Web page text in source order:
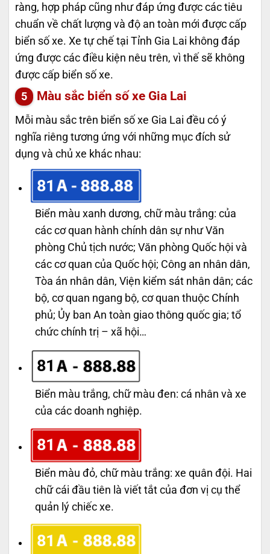
ràng, hợp pháp cũng như đáp ứng được các tiêu
chuẩn về chất lượng và độ an toàn mới được cấp
biển số xe. Xe tự chế tại Tỉnh Gia Lai không đáp
ứng được các điều kiện nêu trên, vì thế sẽ không
được cấp biển số xe.
Màu sắc biển số xe Gia Lai
Mỗi màu sắc trên biển số xe Gia Lai đều có ý
nghĩa riêng tương ứng với những mục đích sử
dụng và chủ xe khác nhau:
81
Biển màu xanh dương, chữ màu trắng: của
các cơ quan hành chính dân sự như Văn
phòng Chủ tịch nước; Văn phòng Quốc hội và
các cơ quan của Quốc hội; Công an nhân dân,
Tòa án nhân dân, Viện kiểm sát nhân dân; các
bộ, cơ quan ngang bộ, cơ quan thuộc Chính
phủ; Ủy ban An toàn giao thông quốc gia; tổ
chức chính trị – xã hội…
81
Biển màu trắng, chữ màu đen: cá nhân và xe
của các doanh nghiệp.
81
Biển màu đỏ, chữ màu trắng: xe quân đội. Hai
chữ cái đầu tiên là viết tắt của đơn vị cụ thể
quản lý chiếc xe.
81